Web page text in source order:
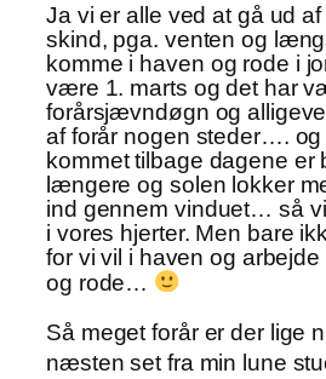
Ja vi er alle ved at gå ud
skind, pga. venten og
komme i haven og rode i
være 1. marts og det har
forårsjævndøgn og
af forår nogen steder….
kommet tilbage dagene er
længere og solen lokker
ind gennem vinduet… så
i vores hjerter. Men bare
for vi vil i haven og
og rode…
Så meget forår er der lige
næsten set fra min lune